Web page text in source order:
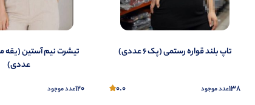
شما هم می‌توانید در مورد این کالا نظر دهید.
تمایل می‌توانید به صورت ناشناس نیز دیدگاه خود را ثبت کنید.
تاپ بلند قواره رستمی (پک 6 عددی)
138عدد موجود 0.0
عددی)
120عدد موجود